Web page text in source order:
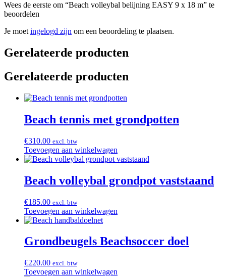
Wees de eerste om “Beach volleybal belijning EASY 9 x 18 m” te
beoordelen
Je moet ingelogd zijn om een beoordeling te plaatsen.
Gerelateerde producten
Gerelateerde producten
Beach tennis met grondpotten
€310.00 excl. btw
Toevoegen aan winkelwagen
Beach volleybal grondpot vaststaand
€185.00 excl. btw
Toevoegen aan winkelwagen
Grondbeugels Beachsoccer doel
€220.00 excl. btw
Toevoegen aan winkelwagen